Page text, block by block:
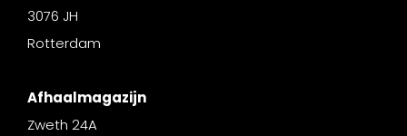
3076 JH
Rotterdam
Afhaalmagazijn
Zweth 24A